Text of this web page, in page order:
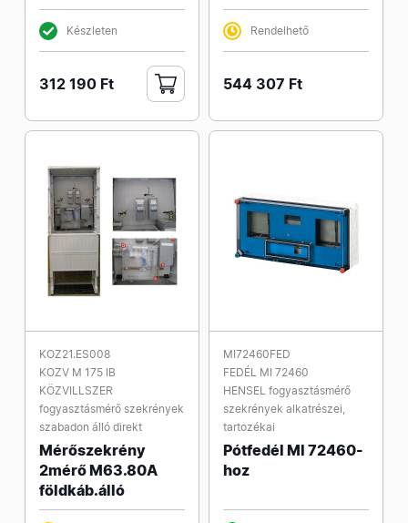
Készleten
312 190 Ft
Rendelhető
544 307 Ft
KOZ21.ES008
KOZV M 175 IB
KÖZVILLSZER
fogyasztásmérő szekrények
szabadon álló direkt
Mérőszekrény
2mérő M63.80A
földkáb.álló
MI72460FED
FEDÉL MI 72460
HENSEL fogyasztásmérő
szekrények alkatrészei,
tartozékai
Pótfedél MI 72460-
hoz